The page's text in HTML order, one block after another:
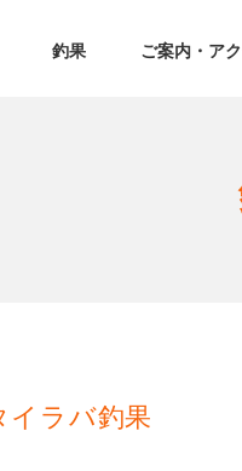
釣果 ご案内・ア
イラバ釣果